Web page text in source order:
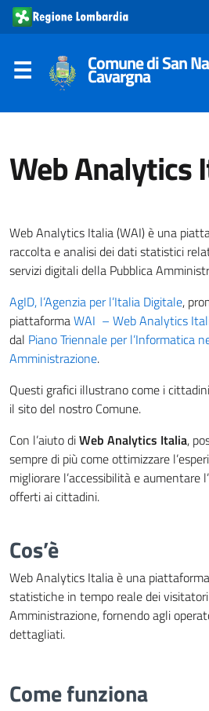
Comune di San
Cavargna
Web Analytics
Web Analytics Italia (WAI) è una
raccolta e analisi dei dati statistici
servizi digitali della Pubblica
AgID, l’Agenzia per l’Italia Digitale,
piattaformaWAI – Web Analytics
dal Piano Triennale per l’Informatica
Amministrazione.
Questi grafici illustrano come i
il sito del nostro Comune.
Con l’aiuto diWeb Analytics Italia,
sempre di più come ottimizzare
migliorare l’accessibilità e aumentare
offerti ai cittadini.
Cos’è
Web Analytics Italia è una
statistiche in tempo reale dei
Amministrazione, fornendo agli
dettagliati.
Come funziona